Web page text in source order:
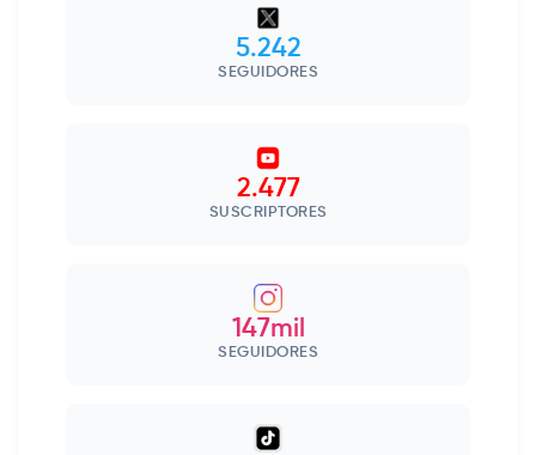
5.242
SEGUIDORES
2.477
SUSCRIPTORES
147mil
SEGUIDORES